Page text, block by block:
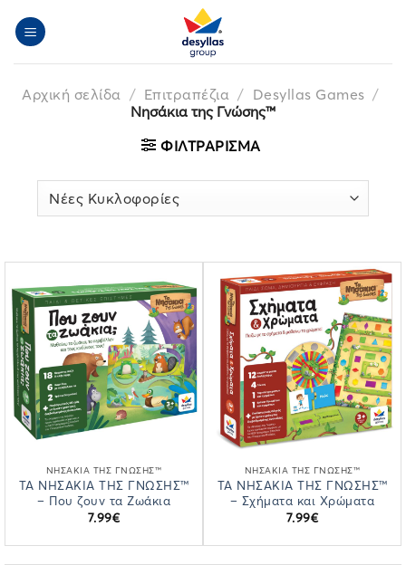
στο
Αρχική σελίδα / Επιτραπέζια / Desyllas Games /
Νησάκια της Γνώσης™
ΦΙΛΤΡΆΡΙΣΜΑ
ΝΗΣΆΚΙΑ ΤΗΣ ΓΝΏΣΗΣ™
ΤΑ ΝΗΣΑΚΙΑ ΤΗΣ ΓΝΩΣΗΣ™
– Που ζουν τα Ζωάκια
7.99€
ΝΗΣΆΚΙΑ ΤΗΣ ΓΝΏΣΗΣ™
ΤΑ ΝΗΣΑΚΙΑ ΤΗΣ ΓΝΩΣΗΣ™
– Σχήματα και Χρώματα
7.99€